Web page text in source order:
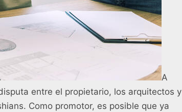
A
entre el propietario, los arquitectos y
Como promotor, es posible que ya